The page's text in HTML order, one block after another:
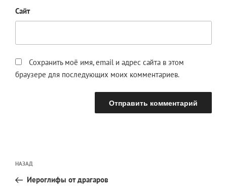
Сайт
Сохранить моё имя, email и адрес сайта в этом
браузере для последующих моих комментариев.
по
записям
Предыдущая
запись:
НАЗАД
Иероглифы от драгаров